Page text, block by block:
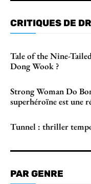
CRITIQUES DE
Tale of the Nine-
Dong Wook ?
Strong Woman Do
superhéroïne est une
Tunnel : thriller
PAR GENRE